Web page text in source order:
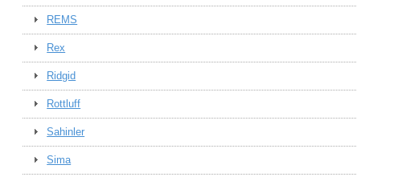
REMS
Rex
Ridgid
Rottluff
Sahinler
Sima